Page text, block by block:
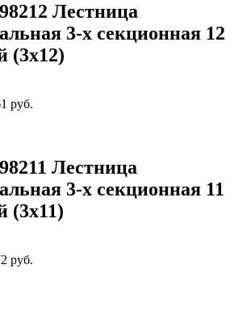
Лестница
3-х секционная 12
(3х12)
руб.
Лестница
3-х секционная 11
(3х11)
руб.